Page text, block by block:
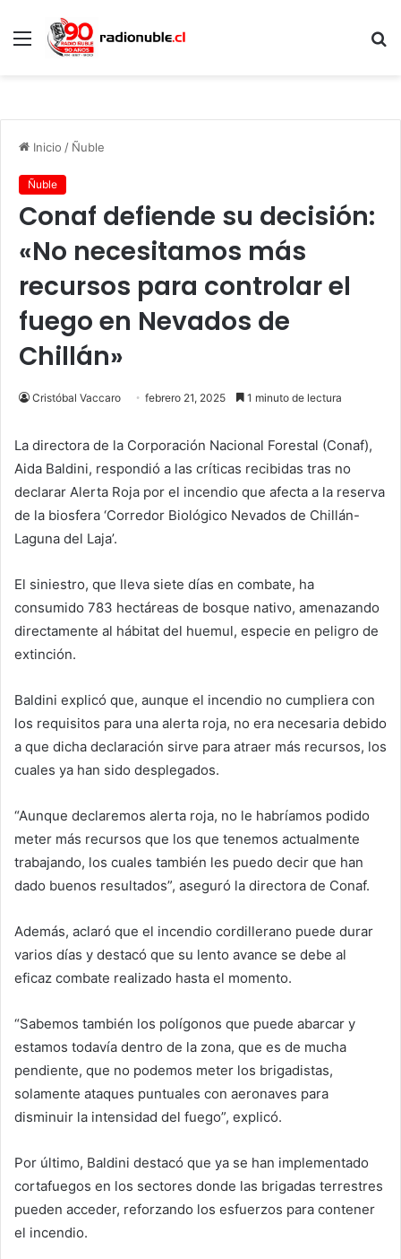
Menú
Inicio / Ñuble
Ñuble
Conaf defiende su decisión:
«No necesitamos más
recursos para controlar el
fuego en Nevados de
Chillán»
Cristóbal Vaccaro febrero 21, 2025 1 minuto de lectura
La directora de la Corporación Nacional Forestal (Conaf),
Aida Baldini, respondió a las críticas recibidas tras no
declarar Alerta Roja por el incendio que afecta a la reserva
de la biosfera ‘Corredor Biológico Nevados de Chillán-
Laguna del Laja’.
El siniestro, que lleva siete días en combate, ha
consumido 783 hectáreas de bosque nativo, amenazando
directamente al hábitat del huemul, especie en peligro de
extinción.
Baldini explicó que, aunque el incendio no cumpliera con
los requisitos para una alerta roja, no era necesaria debido
a que dicha declaración sirve para atraer más recursos, los
cuales ya han sido desplegados.
“Aunque declaremos alerta roja, no le habríamos podido
meter más recursos que los que tenemos actualmente
trabajando, los cuales también les puedo decir que han
dado buenos resultados”, aseguró la directora de Conaf.
Además, aclaró que el incendio cordillerano puede durar
varios días y destacó que su lento avance se debe al
eficaz combate realizado hasta el momento.
“Sabemos también los polígonos que puede abarcar y
estamos todavía dentro de la zona, que es de mucha
pendiente, que no podemos meter los brigadistas,
solamente ataques puntuales con aeronaves para
disminuir la intensidad del fuego”, explicó.
Por último, Baldini destacó que ya se han implementado
cortafuegos en los sectores donde las brigadas terrestres
pueden acceder, reforzando los esfuerzos para contener
el incendio.